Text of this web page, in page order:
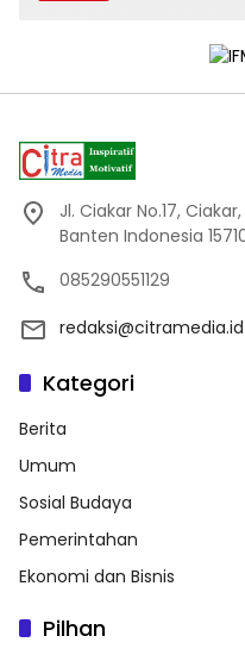
Jl. Ciakar No.17,
Banten Indonesia
085290551129
redaksi@citramedia.id
Kategori
Berita
Umum
Sosial Budaya
Pemerintahan
Ekonomi dan Bisnis
Pilhan